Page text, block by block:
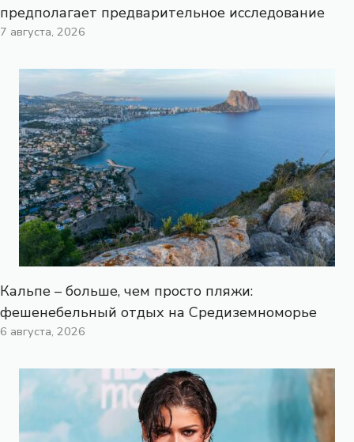
предполагает предварительное исследование
7 августа, 2026
Кальпе – больше, чем просто пляжи:
фешенебельный отдых на Средиземноморье
6 августа, 2026